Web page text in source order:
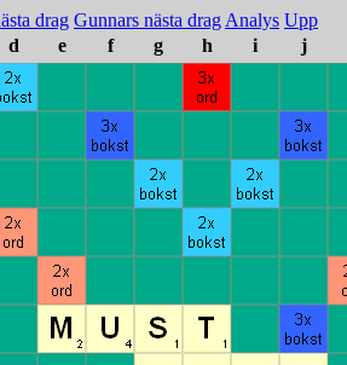
drag Gunnars nästa drag Analys Upp
d e f g h i j